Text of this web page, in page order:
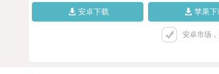
安卓下载 苹果下
安卓市场